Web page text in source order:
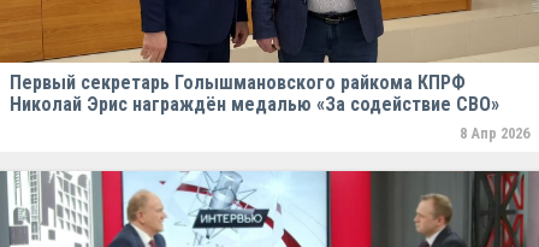
Первый секретарь Голышмановского райкома КПРФ
Николай Эрис награждён медалью «За содействие СВО»
8 Апр 2026